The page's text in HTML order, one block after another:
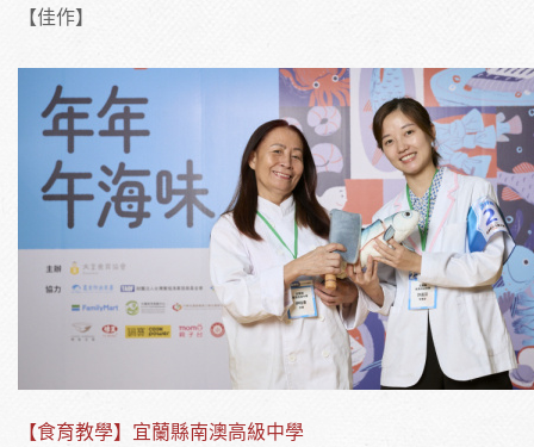
【佳作】
【食育教學】宜蘭縣南澳高級中學